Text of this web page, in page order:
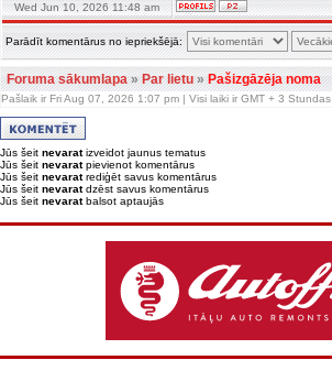
Wed Jun 10, 2026 11:48 am
Parādīt komentārus no iepriekšējā:
Foruma sākumlapa»Par lietu»Pašizgāzēja noma
Pašlaik ir Fri Aug 07, 2026 1:07 pm | Visi laiki ir GMT + 3 Stundas
Jūs šeit nevaratizveidot jaunus tematus
Jūs šeit nevaratpievienot komentārus
Jūs šeit nevaratrediģēt savus komentārus
Jūs šeit nevaratdzēst savus komentārus
Jūs šeit nevaratbalsot aptaujās